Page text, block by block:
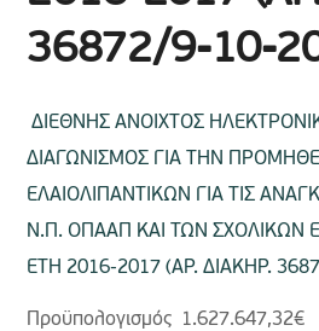
36872/9-10-
ΔΙΕΘΝΗΣ ΑΝΟΙΧΤΟΣ
ΔΙΑΓΩΝΙΣΜΟΣ ΓΙΑ ΤΗΝ
ΕΛΑΙΟΛΙΠΑΝΤΙΚΩΝ ΓΙΑ ΤΙΣ
Ν.Π. ΟΠΑΑΠ ΚΑΙ ΤΩΝ ΣΧΟΛΙΚΩΝ
ΕΤΗ 2016-2017 (ΑΡ. ΔΙΑΚΗΡ.
Προϋπολογισμός 1.627.647,32€